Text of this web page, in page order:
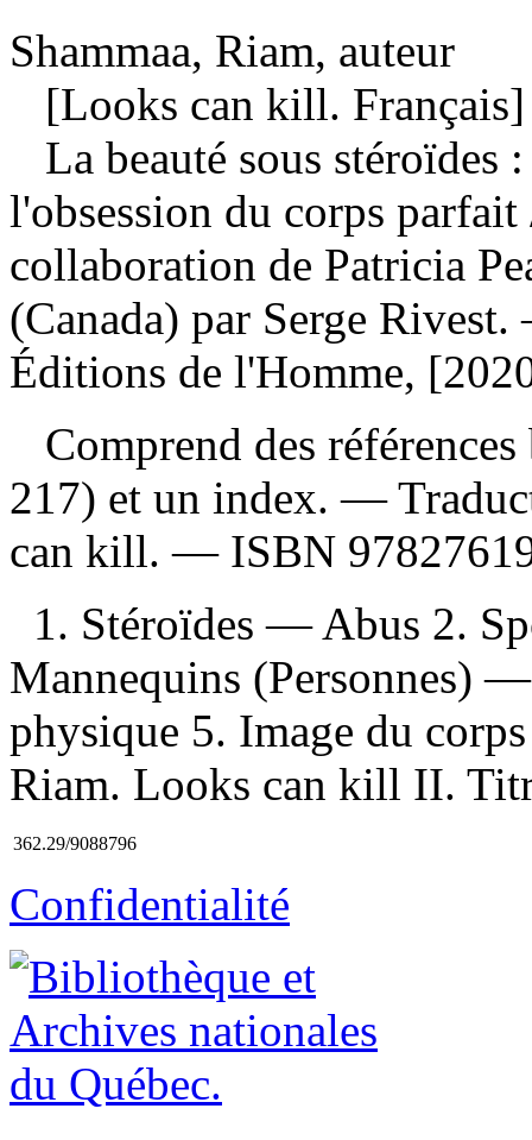
Shammaa, Riam, auteur
[Looks can kill. Français]
La beauté sous stéroïdes
l'obsession du corps parfait
collaboration de Patricia
(Canada) par Serge
Éditions de l'Homme,
Comprend des
217) et un index. —
can kill. — ISBN
1. Stéroïdes — Abus 2.
Mannequins (Personnes)
physique 5. Image du
Riam. Looks can kill II.
362.29/9088796
Confidentialité